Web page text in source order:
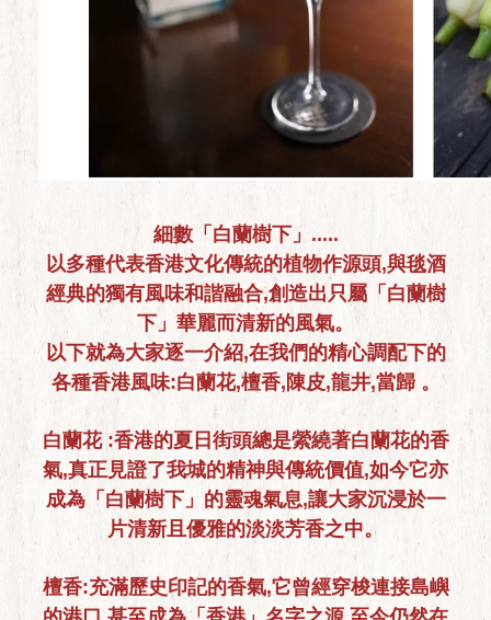
細數「白蘭樹下」.....
以多種代表香港文化傳統的植物作源頭,與毯酒
經典的獨有風味和諧融合,創造出只屬「白蘭樹
下」華麗而清新的風氣。
以下就為大家逐一介紹,在我們的精心調配下的
各種香港風味:白蘭花,檀香,陳皮,龍井,當歸 。
白蘭花 :香港的夏日街頭總是縈繞著白蘭花的香
氣,真正見證了我城的精神與傳統價值,如今它亦
成為「白蘭樹下」的靈魂氣息,讓大家沉浸於一
片清新且優雅的淡淡芳香之中。
檀香:充滿歷史印記的香氣,它曾經穿梭連接島嶼